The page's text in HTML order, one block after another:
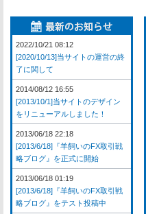
2022/10/21 08:12
[2020/10/13]当サイトの運営の終
了に関して
2014/08/12 16:55
[2013/10/1]当サイトのデザイン
をリニューアルしました！
2013/06/18 22:18
[2013/6/18]『羊飼いのFX取引戦
略ブログ』を正式に開始
2013/06/18 01:19
[2013/6/18]『羊飼いのFX取引戦
略ブログ』をテスト投稿中